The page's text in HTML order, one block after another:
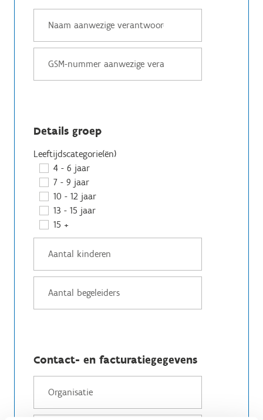
Details groep
Leeftijdscategorie(ën)
4 - 6 jaar
7 - 9 jaar
10 - 12 jaar
13 - 15 jaar
15 +
Contact- en facturatiegegevens